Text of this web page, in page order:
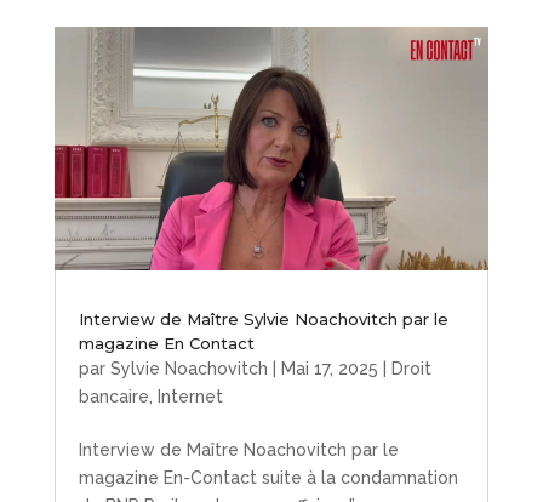
Interview de Maître Sylvie Noachovitch par le
magazine En Contact
par Sylvie Noachovitch Mai 17, 2025
Droit
bancaire
Internet
Interview de Maître Noachovitch par le
magazine En-Contact suite à la condamnation